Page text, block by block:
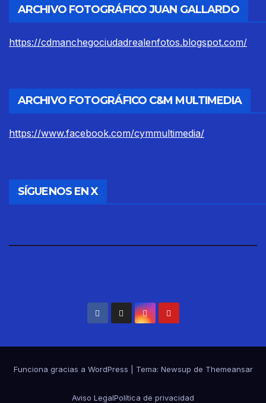
ARCHIVO FOTOGRÁFICO JUAN GALLARDO
https://cdmanchegociudadrealenfotos.blogspot.com/
ARCHIVO FOTOGRÁFICO C&M MULTIMEDIA
https://www.facebook.com/cymmultimedia/
SÍGUENOS EN X
Funciona gracias a WordPress Tema: Newsup de Themeansar
Aviso LegalPolítica de privacidad